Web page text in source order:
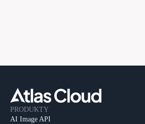
PRODUKTY
AI Image API